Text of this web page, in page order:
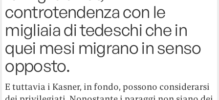
controtendenza con le
migliaia di tedeschi che in
quei mesi migrano in senso
opposto.
E tuttavia i Kasner, in fondo, possono considerarsi